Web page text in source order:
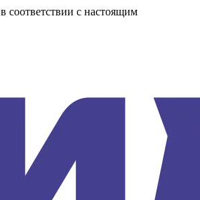
соответствии с настоящим